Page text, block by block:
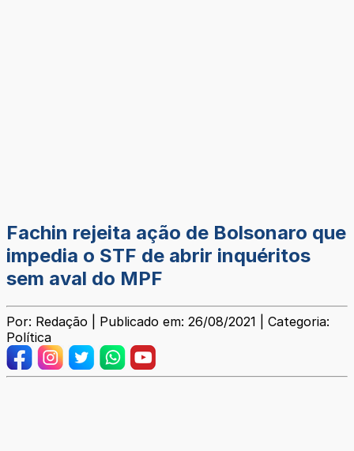
Fachin rejeita ação de Bolsonaro que
impedia o STF de abrir inquéritos
sem aval do MPF
Por: Redação | Publicado em: 26/08/2021 | Categoria:
Política